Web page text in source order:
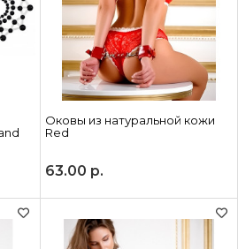
Оковы из натуральной кожи
Red
63.00 р.